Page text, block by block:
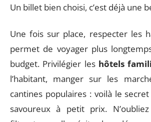
Un billet bien choisi, c’est déjà une
Une fois sur place, respecter les
permet de voyager plus
budget. Privilégier les hôtels
l’habitant, manger sur les
cantines populaires : voilà le
savoureux à petit prix.